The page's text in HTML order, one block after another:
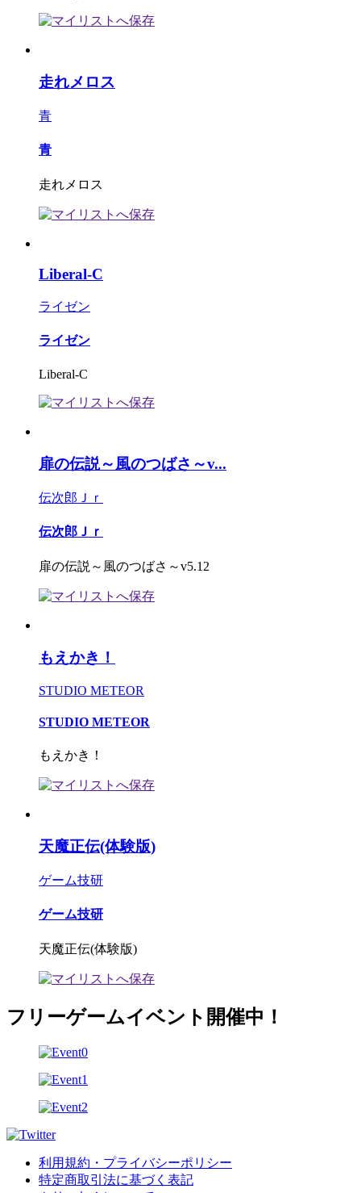
走れメロス
青
青
走れメロス
Liberal-C
ライゼン
ライゼン
Liberal-C
扉の伝説～風のつばさ～v...
伝次郎Ｊｒ
伝次郎Ｊｒ
扉の伝説～風のつばさ～v5.12
もえかき！
STUDIO METEOR
STUDIO METEOR
もえかき！
天魔正伝(体験版)
ゲーム技研
ゲーム技研
天魔正伝(体験版)
フリーゲームイベント開催中！
利用規約・プライバシーポリシー
特定商取引法に基づく表記